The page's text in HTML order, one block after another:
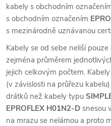
kabely s obchodním
s obchodním označením
s mezinárodně uznávanou
Kabely se od sebe neliší
zejména průměrem
jejich celkovým počtem.
(v závislosti na průřezu
drátků než kabely typu
EPROFLEX H01N2-D snesou
na mrazu se nelámou a proto